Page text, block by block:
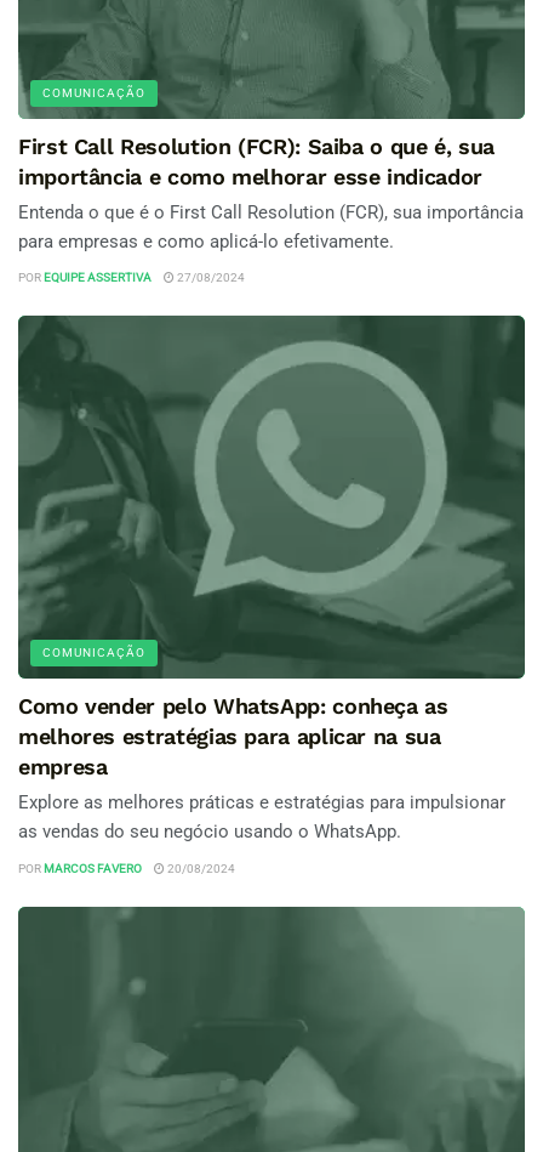
COMUNICAÇÃO
First Call Resolution (FCR): Saiba o que é, sua
importância e como melhorar esse indicador
Entenda o que é o First Call Resolution (FCR), sua importância
para empresas e como aplicá-lo efetivamente.
POR EQUIPE ASSERTIVA 27/08/2024
COMUNICAÇÃO
Como vender pelo WhatsApp: conheça as
melhores estratégias para aplicar na sua
empresa
Explore as melhores práticas e estratégias para impulsionar
as vendas do seu negócio usando o WhatsApp.
POR MARCOS FAVERO 20/08/2024